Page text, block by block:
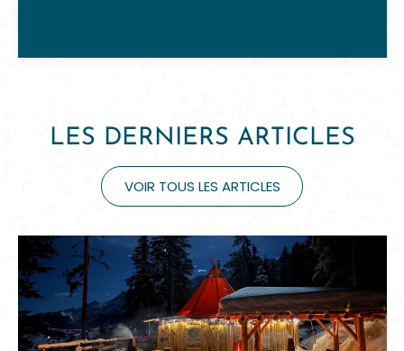
LES DERNIERS ARTICLES
VOIR TOUS LES ARTICLES